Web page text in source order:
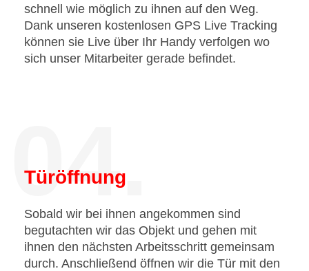
schnell wie möglich zu ihnen auf den Weg.
Dank unseren kostenlosen GPS Live Tracking
können sie Live über Ihr Handy verfolgen wo
sich unser Mitarbeiter gerade befindet.
04.
Türöffnung
Sobald wir bei ihnen angekommen sind
begutachten wir das Objekt und gehen mit
ihnen den nächsten Arbeitsschritt gemeinsam
durch. Anschließend öffnen wir die Tür mit den